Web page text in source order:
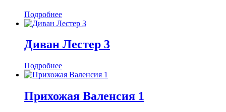
Подробнее
Диван Лестер 3
Подробнее
Прихожая Валенсия 1